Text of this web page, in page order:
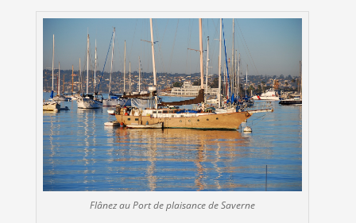
Flânez au Port de plaisance de Saverne